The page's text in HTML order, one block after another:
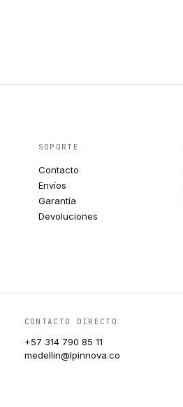
SOPORTE
Contacto
Envíos
Garantía
Devoluciones
CONTACTO DIRECTO
+57 314 790 85 11
medellin@lpinnova.co